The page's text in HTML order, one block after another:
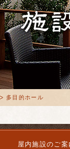
多目的ホール
屋内施設のご案